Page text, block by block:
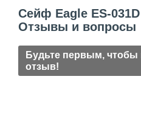
Сейф Eagle ES-031D
Отзывы и вопросы
Будьте первым, чтобы
отзыв!